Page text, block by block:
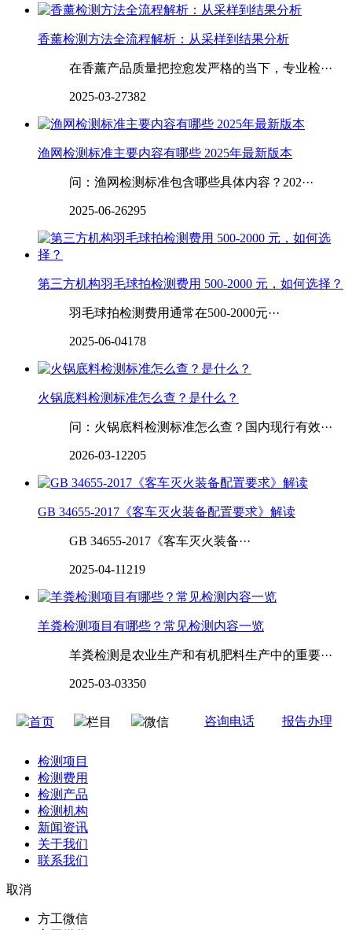
香薰检测方法全流程解析：从采样到结果分析
在香薰产品质量把控愈发严格的当下，专业检···
2025-03-27382
渔网检测标准主要内容有哪些 2025年最新版本
问：渔网检测标准包含哪些具体内容？202···
2025-06-26295
第三方机构羽毛球拍检测费用 500-2000 元，如何选择？
羽毛球拍检测费用通常在500-2000元···
2025-06-04178
火锅底料检测标准怎么查？是什么？
问：火锅底料检测标准怎么查？国内现行有效···
2026-03-12205
GB 34655-2017《客车灭火装备配置要求》解读
GB 34655-2017《客车灭火装备···
2025-04-11 219
羊粪检测项目有哪些？常见检测内容一览
羊粪检测是农业生产和有机肥料生产中的重要···
2025-03-03350
首页 栏目 微信 咨询电话 报告办理
检测项目
检测费用
检测产品
检测机构
新闻资讯
关于我们
联系我们
取消
方工微信